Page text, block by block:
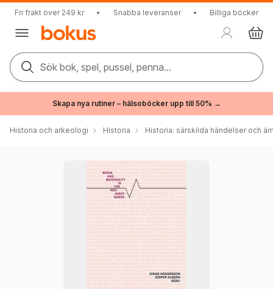
Fri frakt över 249 kr • Snabba leveranser • Billiga böcker
Sök bok, spel, pussel, penna...
Skapa nya rutiner – hälsoböcker upp till 50% →
Historia och arkeologi Historia Historia: särskilda händelser och